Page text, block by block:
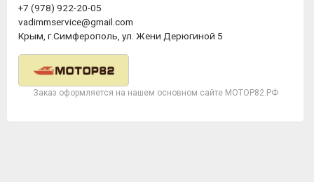
+7 (978) 922-20-05
vadimmservice@gmail.com
Крым, г.Симферополь, ул. Жени Дерюгиной 5
Заказ оформляется на нашем основном сайте МОТОР82.РФ